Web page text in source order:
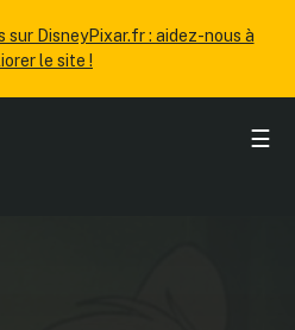
sur DisneyPixar.fr : aidez-nous à
le site !
☰